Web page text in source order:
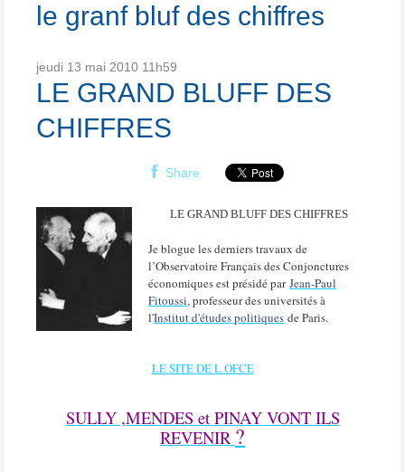
le granf bluf des chiffres
jeudi 13 mai 2010 11h59
LE GRAND BLUFF DES
CHIFFRES
Share
LE GRAND BLUFF DES CHIFFRES
Je blogue les derniers travaux de
l’Observatoire Français des Conjonctures
économiques est présidé par Jean-Paul
Fitoussi, professeur des universités à
l'Institut d'études politiques de Paris.
LE SITE DE L OFCE
SULLY ,MENDES et PINAY VONT ILS
REVENIR ?